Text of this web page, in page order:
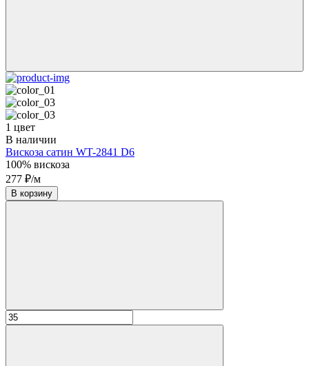
1 цвет
В наличии
Вискоза сатин WT-2841 D6
100% вискоза
277 ₽/м
В корзину